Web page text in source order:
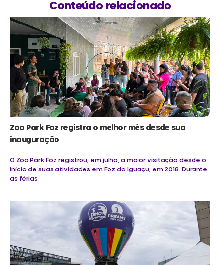
Conteúdo relacionado
Zoo Park Foz registra o melhor mês desde sua
inauguração
O Zoo Park Foz registrou, em julho, a maior visitação desde o
início de suas atividades em Foz do Iguaçu, em 2018. Durante
as férias